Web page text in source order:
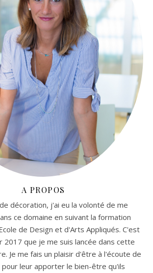
A PROPOS
décoration, j'ai eu la volonté de me
ce domaine en suivant la formation
de Design et d'Arts Appliqués. C'est
2017 que je me suis lancée dans cette
Je me fais un plaisir d'être à l'écoute de
pour leur apporter le bien-être qu'ils